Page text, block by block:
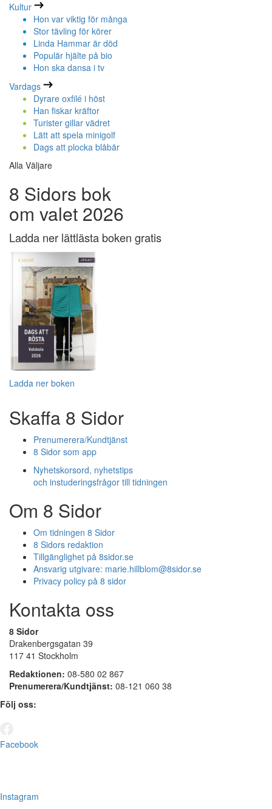
Kultur
Hon var viktig för många
Stor tävling för körer
Linda Hammar är död
Populär hjälte på bio
Hon ska dansa i tv
Vardags
Dyrare oxfilé i höst
Han fiskar kräftor
Turister gillar vädret
Lätt att spela minigolf
Dags att plocka blåbär
Alla Väljare
8 Sidors bok
om valet 2026
Ladda ner lättlästa boken gratis
Ladda ner boken
Skaffa 8 Sidor
Prenumerera/Kundtjänst
8 Sidor som app
Nyhetskorsord, nyhetstips
och instuderingsfrågor till tidningen
Om 8 Sidor
Om tidningen 8 Sidor
8 Sidors redaktion
Tillgänglighet på 8sidor.se
Ansvarig utgivare: marie.hillblom@8sidor.se
Privacy policy på 8 sidor
Kontakta oss
8 Sidor
Drakenbergsgatan 39
117 41 Stockholm
Redaktionen: 08-580 02 867
Prenumerera/Kundtjänst: 08-121 060 38
Följ oss:
Facebook
Instagram